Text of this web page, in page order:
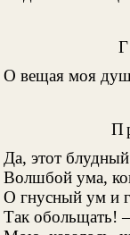
О вещая моя
Да, этот
Волшбой ума,
О гнусный ум и
Так обольщать!